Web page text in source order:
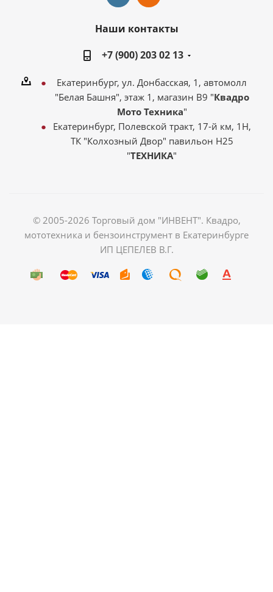
Наши контакты
+7 (900) 203 02 13
Екатеринбург, ул. Донбасская, 1, автомолл
"Белая Башня", этаж 1, магазин В9 "Квадро
Мото Техника"
Екатеринбург, Полевской тракт, 17-й км, 1Н,
ТК "Колхозный Двор" павильон Н25
"ТЕХНИКА"
© 2005-2026 Торговый дом "ИНВЕНТ". Квадро,
мототехника и бензоинструмент в Екатеринбурге
ИП ЦЕПЕЛЕВ В.Г.